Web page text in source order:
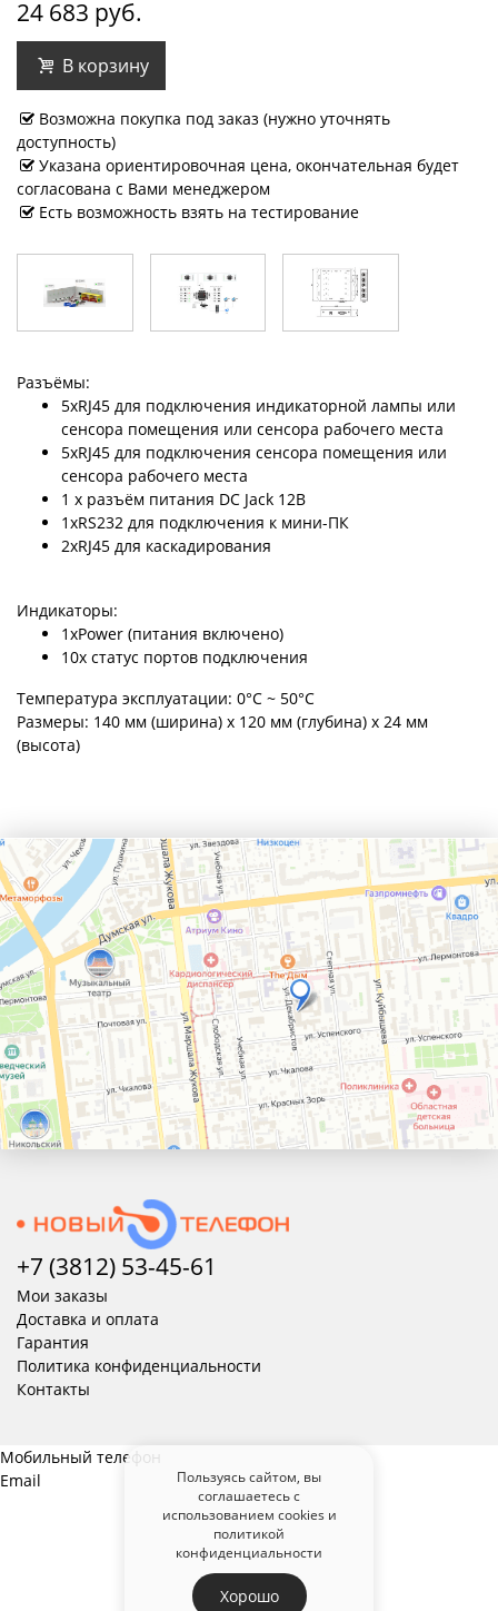
24 683 руб.
В корзину
Возможна покупка под заказ (нужно уточнять
доступность)
Указана ориентировочная цена, окончательная будет
согласована с Вами менеджером
Есть возможность взять на тестирование
Разъёмы:
5xRJ45 для подключения индикаторной лампы или
сенсора помещения или сенсора рабочего места
5xRJ45 для подключения сенсора помещения или
сенсора рабочего места
1 x разъём питания DC Jack 12В
1xRS232 для подключения к мини-ПК
2xRJ45 для каскадирования
Индикаторы:
1xPower (питания включено)
10x статус портов подключения
Температура эксплуатации: 0°C ~ 50°C
Размеры: 140 мм (ширина) x 120 мм (глубина) x 24 мм
(высота)
+7 (3812) 53-45-61
Мои заказы
Доставка и оплата
Гарантия
Политика конфиденциальности
Контакты
Пользуясь сайтом, вы
соглашаетесь с
использованием cookies и
политикой
конфиденциальности
Хорошо
Мобильный телефон
Email